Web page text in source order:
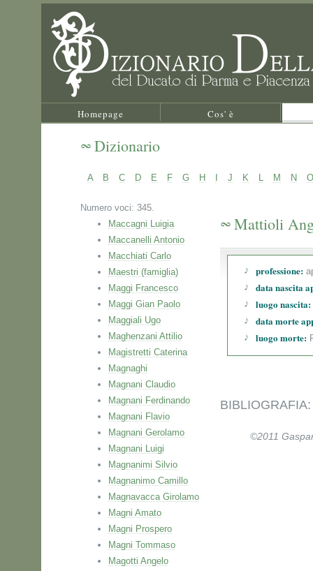
Homepage Cos' è
Dizionario
A B C D E F G H J K L M N O
Numero voci: 345.
Maccagni Luigia
Maccanelli Antonio
Macchiati Carlo
Maestri (famiglia)
Maggi Francesco
Maggi Gian Paolo
Maggiali Ugo
Maghenzani Attilio
Magistretti Caterina
Magnaghi
Magnani Claudio
Magnani Ferdinando
Magnani Flavio
Magnani Gerolamo
Magnani Luigi
Magnanimi Silvio
Magnanimo Camillo
Magnavacca Girolamo
Magni Amato
Magni Prospero
Magni Tommaso
Magotti Angelo
Mattioli
professione:
data nascita
luogo nascita:
data morte
luogo morte:
©2011